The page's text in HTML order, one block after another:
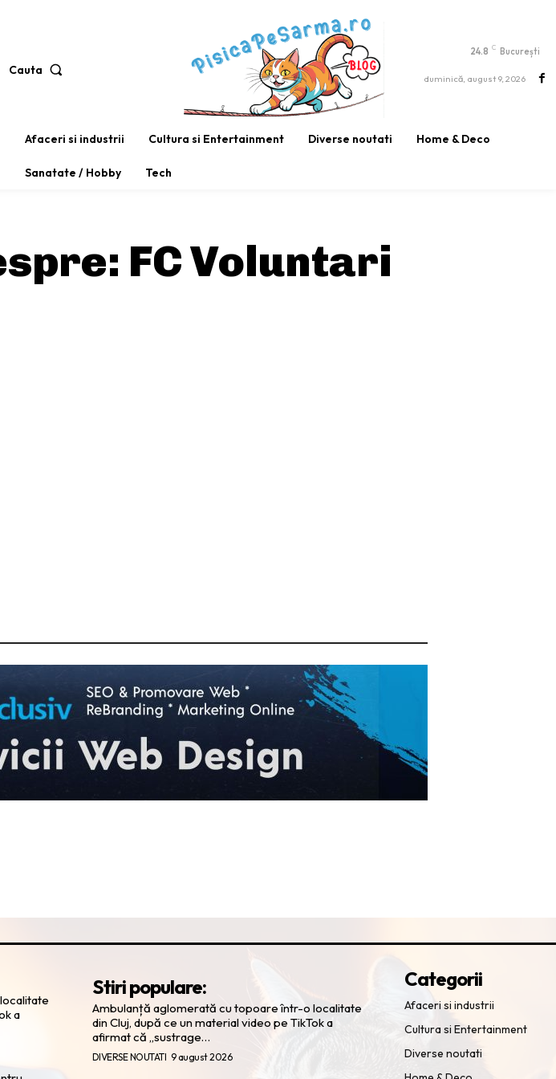
Cauta
24.8 C București
duminică, august 9, 2026
Afaceri si industrii Cultura si Entertainment Diverse noutati Home & Deco
Sanatate / Hobby Tech
FC Voluntari
a
Stiri populare:
Ambulanță aglomerată cu topoare într-o localitate
din Cluj, după ce un material video pe TikTok a
afirmat că „sustrage…
DIVERSE NOUTATI 9 august 2026
Categorii
Afaceri si industrii
Cultura si Entertainment
Diverse noutati